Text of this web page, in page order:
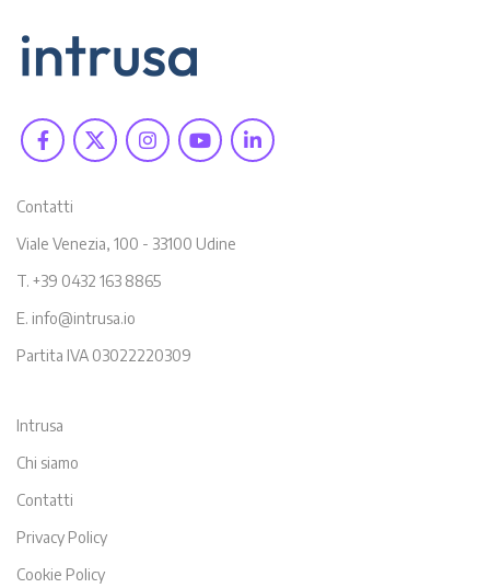
Contatti
Viale Venezia, 100 - 33100 Udine
T. +39 0432 163 8865
E. info@intrusa.io
Partita IVA 03022220309
Intrusa
Chi siamo
Contatti
Privacy Policy
Cookie Policy